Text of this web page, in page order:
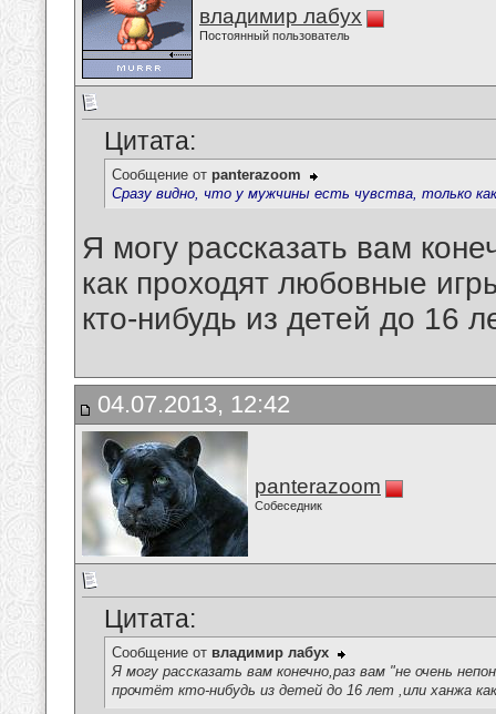
владимир лабух
Постоянный пользователь
Цитата:
Сообщение от panterazoom
Сразу видно, что у мужчины есть чувства, только
Я могу рассказать вам
как проходят любовные
кто-нибудь из детей до 16
04.07.2013, 12:42
panterazoom
Собеседник
Цитата:
Сообщение от владимир лабух
Я могу рассказать вам конечно,раз вам "не очень
прочтёт кто-нибудь из детей до 16 лет ,или ханжа